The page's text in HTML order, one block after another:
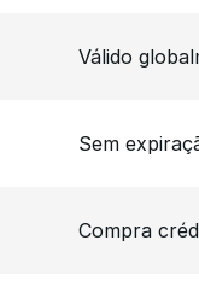
Válido
Sem
Compra